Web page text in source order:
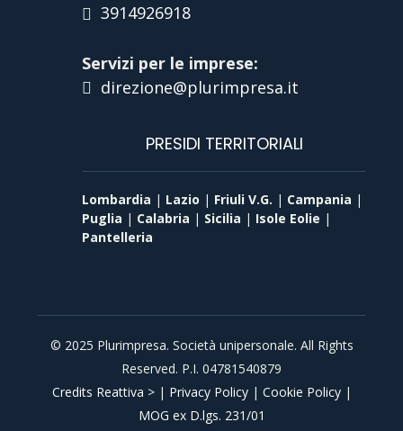
3914926918
Servizi per le imprese:
direzione@plurimpresa.it
PRESIDI TERRITORIALI
Lombardia | Lazio | Friuli V.G. | Campania |
Puglia | Calabria | Sicilia | Isole Eolie |
Pantelleria
© 2025 Plurimpresa. Società unipersonale. All Rights
Reserved. P.I. 04781540879
Credits Reattiva >| Privacy Policy| Cookie Policy|
MOG ex D.lgs. 231/01